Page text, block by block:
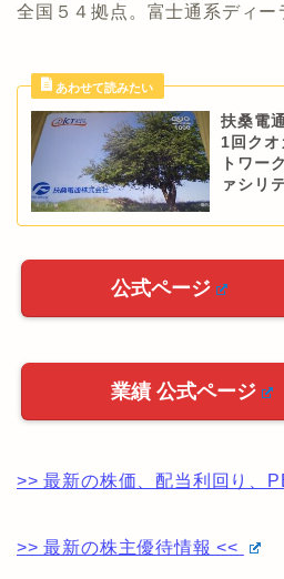
全国５４拠点。富士通系ディー
扶桑電
1回ク
トワー
ァシリ
公式ページ
業績 公式ページ
>> 最新の株価、配当利回り、
>> 最新の株主優待情報 <<